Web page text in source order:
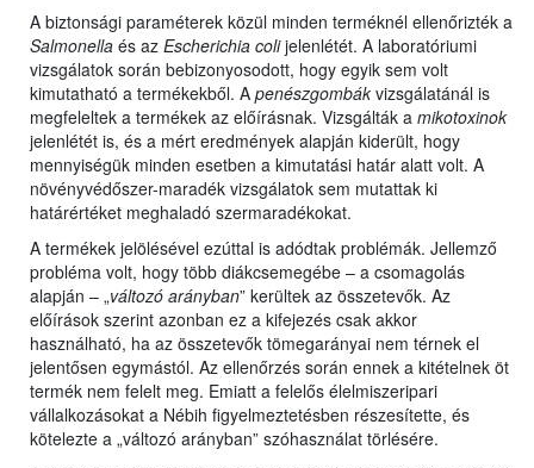
A biztonsági paraméterek közül minden terméknél ellenőrizték a
Salmonella és az Escherichia colijelenlétét. A laboratóriumi
vizsgálatok során bebizonyosodott, hogy egyik sem volt
kimutatható a termékekből. A penészgombák vizsgálatánál is
megfeleltek a termékek az előírásnak. Vizsgálták a mikotoxinok
jelenlétét is, és a mért eredmények alapján kiderült, hogy
mennyiségük minden esetben a kimutatási határ alatt volt. A
növényvédőszer-maradék vizsgálatok sem mutattak ki
határértéket meghaladó szermaradékokat.
A termékek jelölésével ezúttal is adódtak problémák. Jellemző
probléma volt, hogy több diákcsemegébe – a csomagolás
alapján – „változó arányban” kerültek az összetevők. Az
előírások szerint azonban ez a kifejezés csak akkor
használható, ha az összetevők tömegarányai nem térnek el
jelentősen egymástól. Az ellenőrzés során ennek a kitételnek öt
termék nem felelt meg. Emiatt a felelős élelmiszeripari
vállalkozásokat a Nébih figyelmeztetésben részesítette, és
kötelezte a „változó arányban” szóhasználat törlésére.